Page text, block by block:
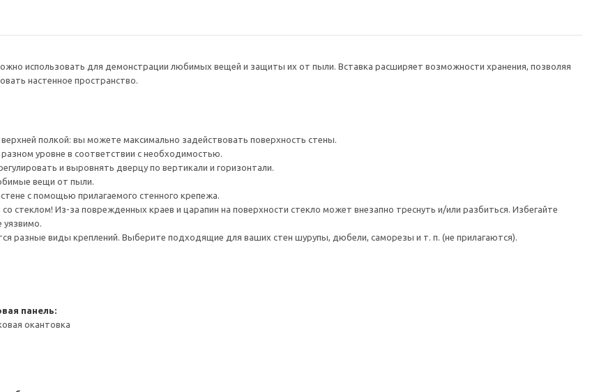
использовать для демонстрации любимых вещей и защиты их от пыли. Вставка расширяет возможности хранения, позволяя
настенное пространство.
полкой: вы можете максимально задействовать поверхность стены.
уровне в соответствии с необходимостью.
и выровнять дверцу по вертикали и горизонтали.
вещи от пыли.
с помощью прилагаемого стенного крепежа.
стеклом! Из-за поврежденных краев и царапин на поверхности стекло может внезапно треснуть и/или разбиться. Избегайте
уязвимо.
разные виды креплений. Выберите подходящие для ваших стен шурупы, дюбели, саморезы и т. п. (не прилагаются).
панель:
окантовка